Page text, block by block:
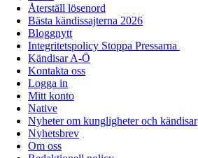
Återställ lösenord
Bästa kändissajterna 2026
Bloggnytt
Integritetspolicy Stoppa Pressarna
Kändisar A-Ö
Kontakta oss
Logga in
Mitt konto
Native
Nyheter om kungligheter och kändisar
Nyhetsbrev
Om oss